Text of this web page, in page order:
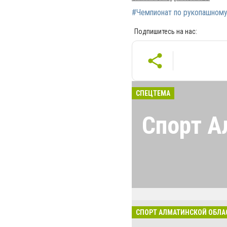
#Чемпионат по
Подпишитесь на нас:
СПЕЦТЕМА
Спорт
спорта в
СПОРТ АЛМАТИНСКОЙ